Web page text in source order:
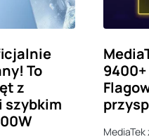
To
z
szybkim